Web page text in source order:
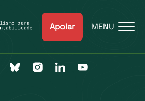
Apoiar MENU